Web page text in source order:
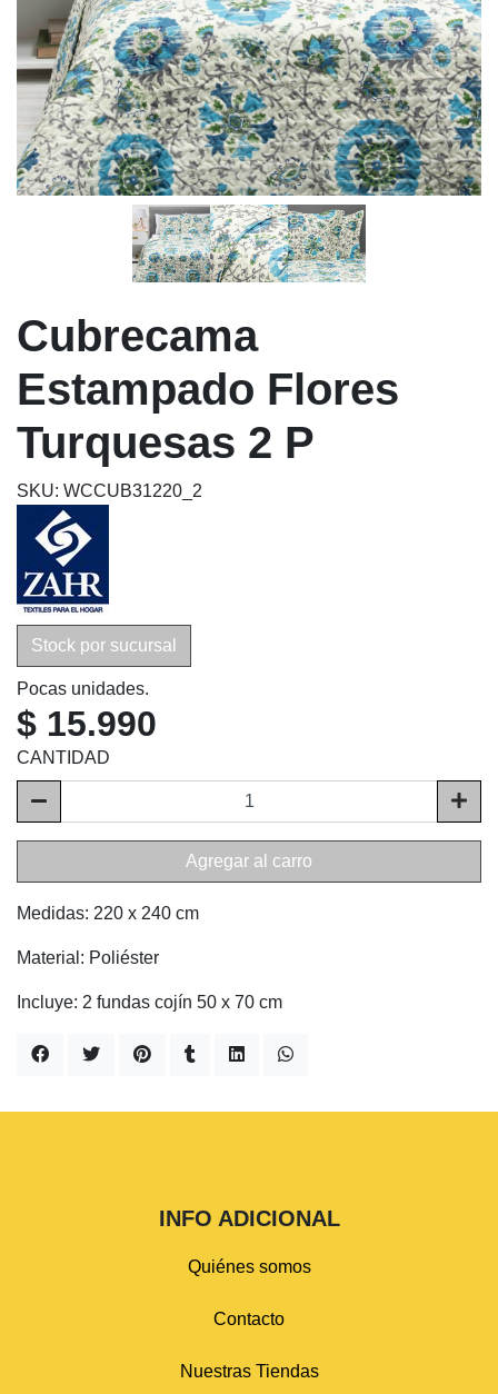
Cubrecama
Estampado Flores
Turquesas 2 P
SKU: WCCUB31220_2
Stock por sucursal
Pocas unidades.
$ 15.990
CANTIDAD
Agregar al carro
Medidas: 220 x 240 cm
Material: Poliéster
Incluye: 2 fundas cojín 50 x 70 cm
INFO ADICIONAL
Quiénes somos
Contacto
Nuestras Tiendas